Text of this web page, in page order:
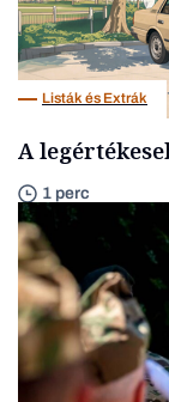
Listák és Extrák
A
1 perc